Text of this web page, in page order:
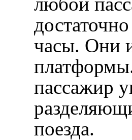
часы. Они
пассажир
поезда.